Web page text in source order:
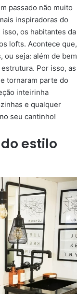
passado não muito
inspiradoras do
os habitantes da
lofts. Acontece que,
ou seja: além de bem
Por isso, as
tornaram parte do
inteirinha
e qualquer
seu cantinho!
estilo